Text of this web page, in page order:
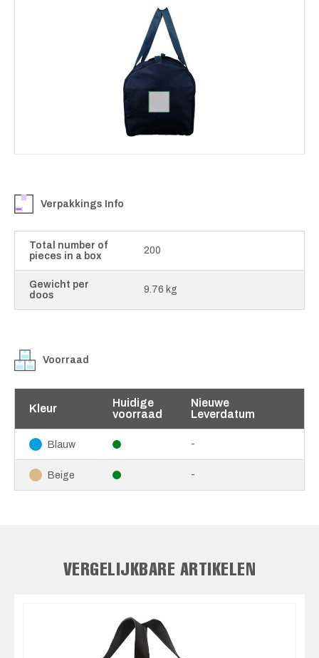
Verpakkings Info
Total number of
pieces in a box
200
Gewicht per
doos
9.76 kg
Voorraad
Kleur
Huidige
voorraad
Nieuwe
Leverdatum
Blauw -
Beige -
VERGELIJKBARE ARTIKELEN